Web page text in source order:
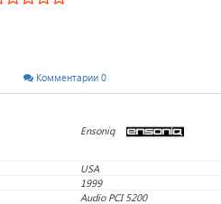
Комментарии 0
Ensoniq
USA
1999
Audio PCI 5200